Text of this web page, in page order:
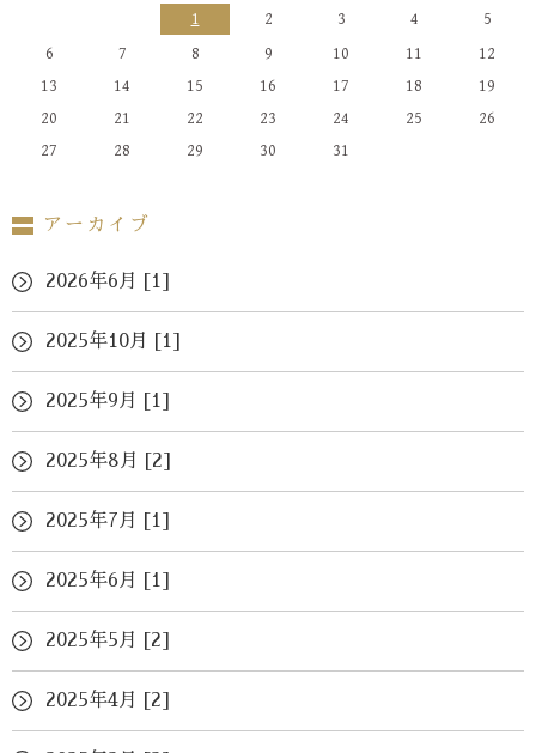
1 2 3 4
5
6
7 8 9 10 11
12
13
14 15 16 17 18
19
20
21 22 23 24 25
26
27
28 29 30 31
アーカイブ
2026年6月 [1]
2025年10月 [1]
2025年9月 [1]
2025年8月 [2]
2025年7月 [1]
2025年6月 [1]
2025年5月 [2]
2025年4月 [2]